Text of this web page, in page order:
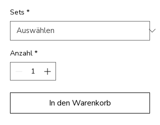
Sets *
Anzahl *
In den Warenkorb